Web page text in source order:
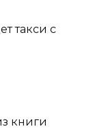
такси с
книги